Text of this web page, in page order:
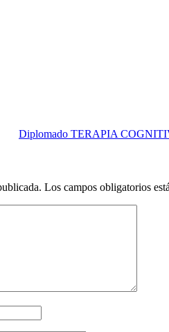
Diplomado TERAPIA
Los campos obligatorios